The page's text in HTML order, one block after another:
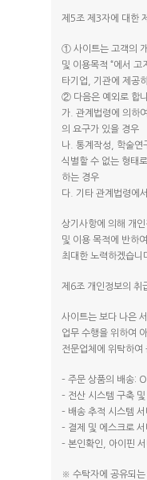
제5조 제3자에 대한
① 사이트는 고객의
및 이용목적 “에서 고
타기업, 기관에 제공
② 다음은 예외로 합
가. 관계법령에 의하
의 요구가 있을 경우
나. 통계작성, 학술연
식별할 수 없는 형태
하는 경우
다. 기타 관계법령에
상기사항에 의해 개
및 이용 목적에 반하
최대한 노력하겠습니
제6조 개인정보의 취
사이트는 보다 나은
업무 수행을 위하여
전문업체에 위탁하여
– 주문 상품의 배송:
– 전산 시스템 구축
– 배송 추적 시스템
– 결제 및 에스크로
– 본인확인, 아이핀
※ 수탁자에 공유되는